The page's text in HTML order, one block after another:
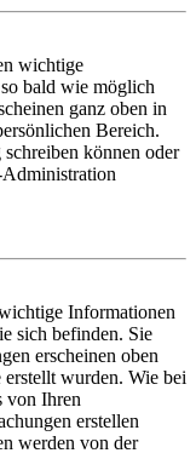
wichtige
bald wie möglich
ganz oben in
Bereich.
können oder
Informationen
sich befinden. Sie
erscheinen oben
erstellt wurden. Wie bei
von Ihren
erstellen
werden von der